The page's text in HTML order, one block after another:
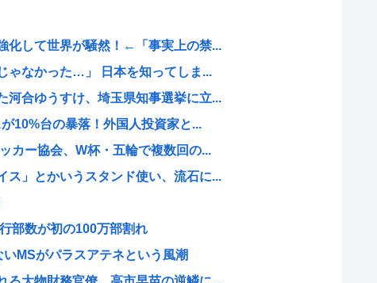
化して世界が騒然！←「事実上の禁...
ゃなかった…」 日本を知ってしま...
河合ゆうすけ、埼玉県知事選挙に立...
10%台の暴落！外国人投資家と...
カー協会、W杯・五輪で複数回の...
ス」とかいうスタンド使い、流石に...
部数が初の100万部割れ
MSがパラスアテネという風潮